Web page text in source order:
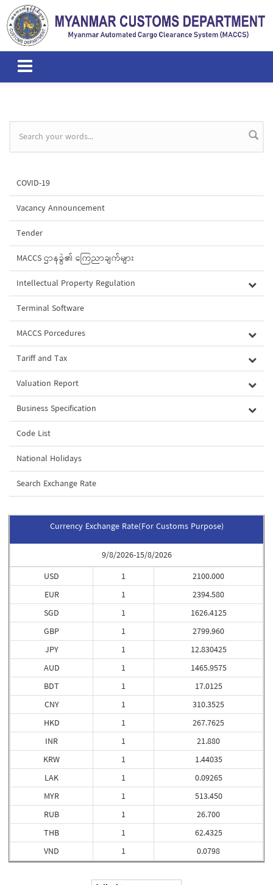
Skip to main content
Search form
COVID-19
Vacancy Announcement
Tender
MACCS ဌာနခွဲ၏ ကြေညာချက်များ
Intellectual Property Regulation
Terminal Software
MACCS Porcedures
Tariff and Tax
Valuation Report
Business Specification
Code List
National Holidays
Search Exchange Rate
Currency Exchange Rate(For Customs Purpose)
9/8/2026-15/8/2026
USD
EUR
SGD
GBP
JPY
AUD
BDT
CNY
HKD
INR
KRW
LAK
MYR
RUB
THB
VND
1
1
1
1
1
1
1
1
1
1
1
1
1
1
1
1
2100.000
2394.580
1626.4125
2799.960
12.830425
1465.9575
17.0125
310.3525
267.7625
21.880
1.44035
0.09265
513.450
26.700
62.4325
0.0798